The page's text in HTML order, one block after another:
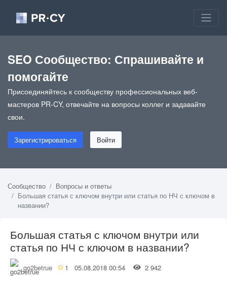
SEO Сообщество: Спрашивайте и
помогайте
Присоединяйтесь к сообществу профессиональных веб-
мастеров PR-CY, отвечайте на вопросы коллег и задавайте
свои.
Зарегистрироваться Войти
Сообщество
Вопросы и ответы
Большая статья с ключом внутри или статья по НЧ с ключом в
названии?
Большая статья с ключом внутри или
статья по НЧ с ключом в названии?
go2betrue 1 05.08.2018 00:54 2 942